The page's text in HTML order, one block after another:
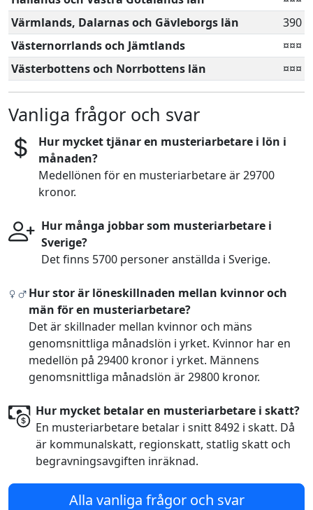
Värmlands, Dalarnas och Gävleborgs län
390
Västernorrlands och Jämtlands
¤¤¤
Västerbottens och Norrbottens län
¤¤¤
Vanliga frågor och svar
Hur mycket tjänar en musteriarbetare i lön i
månaden?
Medellönen för en musteriarbetare är 29700
kronor.
Hur många jobbar som musteriarbetare i
Sverige?
Det finns 5700 personer anställda i Sverige.
Hur stor är löneskillnaden mellan kvinnor och
män för en musteriarbetare?
Det är skillnader mellan kvinnor och mäns
genomsnittliga månadslön i yrket. Kvinnor har en
medellön på 29400 kronor i yrket. Männens
genomsnittliga månadslön är 29800 kronor.
Hur mycket betalar en musteriarbetare i skatt?
En musteriarbetare betalar i snitt 8492 i skatt. Då
är kommunalskatt, regionskatt, statlig skatt och
begravningsavgiften inräknad.
Alla vanliga frågor och svar